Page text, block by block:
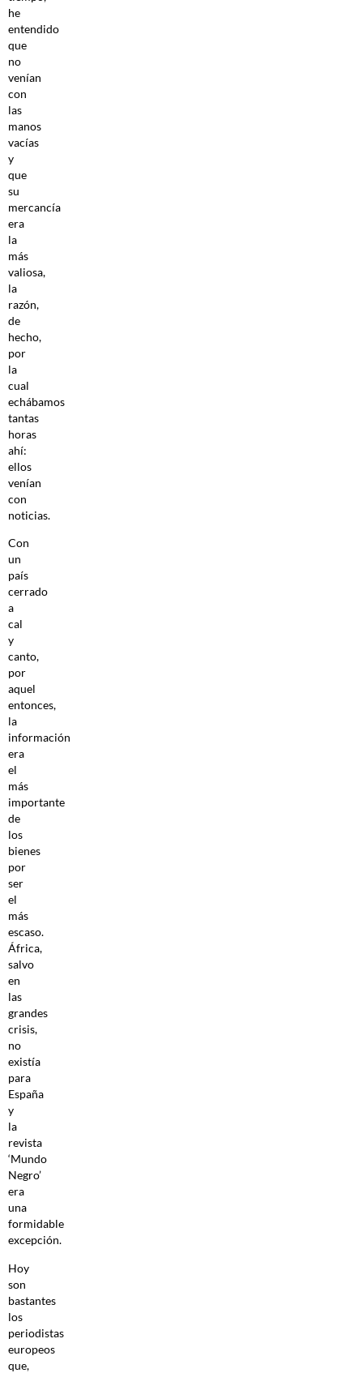
he
entendido
que
no
venían
con
las
manos
vacías
y
que
su
mercancía
era
la
más
valiosa,
la
razón,
de
hecho,
por
la
cual
echábamos
tantas
horas
ahí:
ellos
venían
con
noticias.
Con
un
país
cerrado
a
cal
y
canto,
por
aquel
entonces,
la
información
era
el
más
importante
de
los
bienes
por
ser
el
más
escaso.
África,
salvo
en
las
grandes
crisis,
no
existía
para
España
y
la
revista
‘Mundo
Negro’
era
una
formidable
excepción.
Hoy
son
bastantes
los
periodistas
europeos
que,